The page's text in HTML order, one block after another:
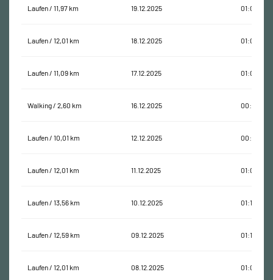
Laufen / 11,97 km 19.12.2025 01:09:28
Laufen / 12,01 km 18.12.2025 01:08:21
Laufen / 11,09 km 17.12.2025 01:02:37
Walking / 2,60 km 16.12.2025 00:35:06
Laufen / 10,01 km 12.12.2025 00:55:21
Laufen / 12,01 km 11.12.2025 01:05:39
Laufen / 13,56 km 10.12.2025 01:14:08
Laufen / 12,59 km 09.12.2025 01:10:05
Laufen / 12,01 km 08.12.2025 01:04:52